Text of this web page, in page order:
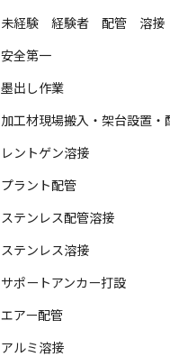
未経験 経験者 配管 溶
安全第一
墨出し作業
加工材現場搬入・架台設置・
レントゲン溶接
プラント配管
ステンレス配管溶接
ステンレス溶接
サポートアンカー打設
エアー配管
アルミ溶接